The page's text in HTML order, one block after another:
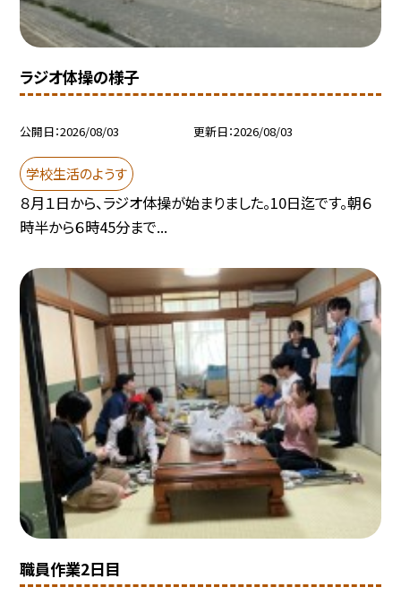
ラジオ体操の様子
公開日 2026/08/03 更新日 2026/08/03
学校生活のようす
８月１日から、ラジオ体操が始まりました。10日迄です。朝６
時半から６時45分まで...
職員作業2日目